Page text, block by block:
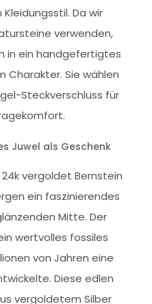
Da wir
verwenden,
in ein handgefertigtes
Charakter. Sie wählen
Steckverschluss für
Juwel als Geschenk
vergoldet Bernstein
ein faszinierendes
Mitte. Der
wertvolles fossiles
von Jahren eine
Diese edlen
vergoldetem Silber